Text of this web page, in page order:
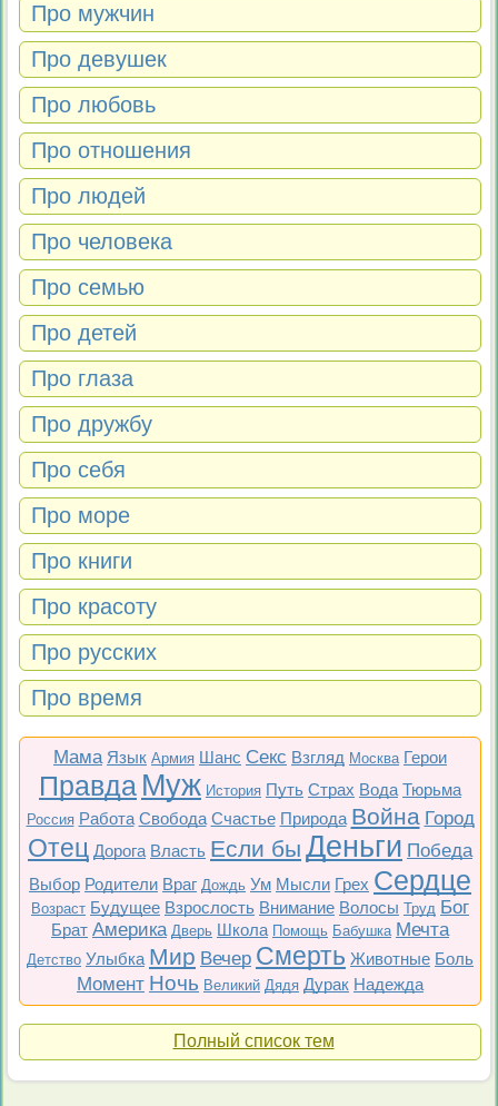
Про мужчин
Про девушек
Про любовь
Про отношения
Про людей
Про человека
Про семью
Про детей
Про глаза
Про дружбу
Про себя
Про море
Про книги
Про красоту
Про русских
Про время
Мама Язык Армия Шанс Секс Взгляд Москва Герои
Правда Муж История Путь Страх Вода Тюрьма
Россия Работа Свобода Счастье Природа Война Город
Отец Дорога Власть Если бы Деньги Победа
Выбор Родители Враг Дождь Ум Мысли Грех Сердце
Возраст Будущее Взрослость Внимание Волосы Труд Бог
Брат Америка Дверь Школа Помощь Бабушка Мечта
Детство Улыбка Мир Вечер Смерть Животные Боль
Момент Ночь Великий Дядя Дурак Надежда
Полный список тем